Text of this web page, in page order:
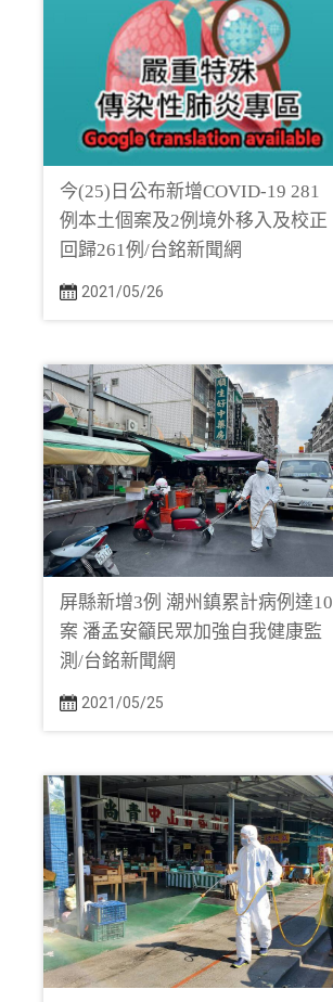
今(25)日公布新增COVID-19 281
例本土個案及2例境外移入及校正
回歸261例/台銘新聞網
2021/05/26
屏縣新增3例 潮州鎮累計病例達10
案 潘孟安籲民眾加強自我健康監
測/台銘新聞網
2021/05/25